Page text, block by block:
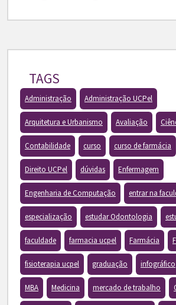
TAGS
Administração Administração UCPel
Arquitetura e Urbanismo Avaliação
Contabilidade curso curso de farmácia
Direito UCPel dúvidas Enfermagem
Engenharia de Computação entrar na
especialização estudar Odontologia
faculdade farmacia ucpel Farmácia
fisioterapia ucpel graduação infográfico
MBA Medicina mercado de trabalho